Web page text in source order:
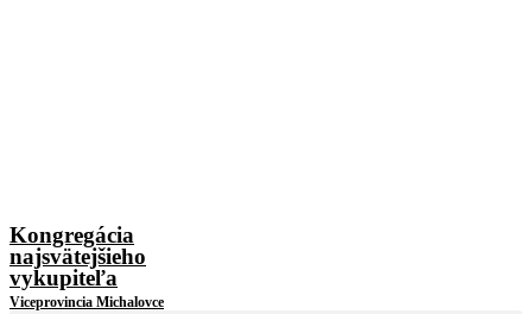
Kongregácia
najsvätejšieho
vykupiteľa
Viceprovincia Michalovce